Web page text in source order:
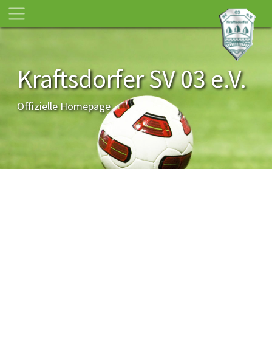
Kraftsdorfer SV 03 e.V.
Offizielle Homepage